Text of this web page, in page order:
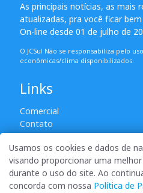
As principais notícias, as mais
atualizadas, pra você ficar
On-line desde 01 de julho de
O JCSul Não se responsabiliza pelo
econômicas/clima disponibilizados.
Links
Comercial
Contato
© 2007 - 2026 Todos os direitos
reprodução desde que
Usamos os cookies e dados de
visando proporcionar uma melhor
durante o uso do site. Ao
concorda com nossa Política de